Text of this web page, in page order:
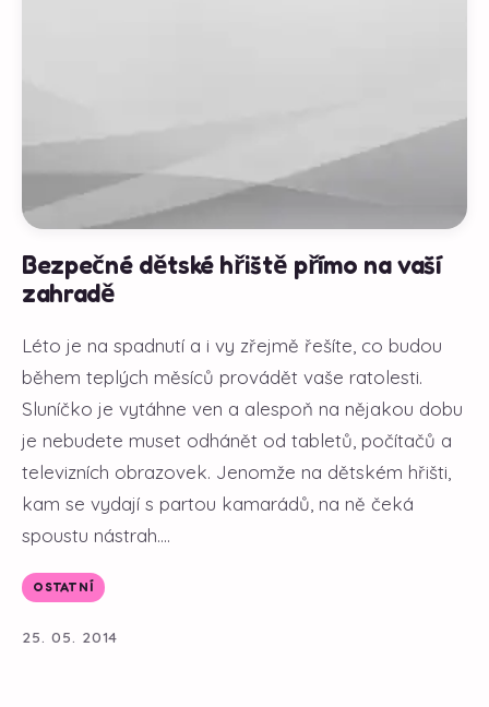
Bezpečné dětské hřiště přímo na vaší
zahradě
Léto je na spadnutí a i vy zřejmě řešíte, co budou
během teplých měsíců provádět vaše ratolesti.
Sluníčko je vytáhne ven a alespoň na nějakou dobu
je nebudete muset odhánět od tabletů, počítačů a
televizních obrazovek. Jenomže na dětském hřišti,
kam se vydají s partou kamarádů, na ně čeká
spoustu nástrah....
OSTATNÍ
25. 05. 2014